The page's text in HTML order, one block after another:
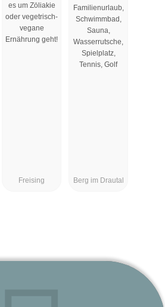
es um Zöliakie
oder vegetrisch-
vegane
Ernährung geht!
Freising
Familienurlaub,
Schwimmbad,
Sauna,
Wasserrutsche,
Spielplatz,
Tennis, Golf
Berg im Drautal